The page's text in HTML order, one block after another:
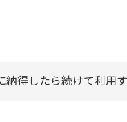
納得したら続けて利用